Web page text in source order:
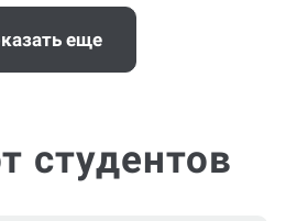
Дневник по
срочно
по Дневнику по
еще
студентов